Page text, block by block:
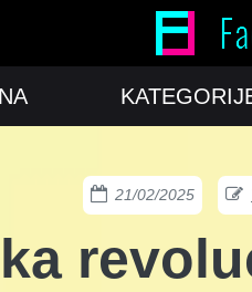
21/02/2025